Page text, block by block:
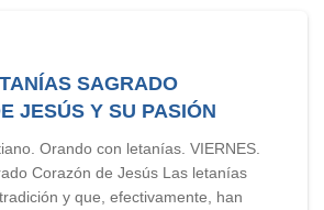
SAGRADO
JESÚS Y SU PASIÓN
Orando con letanías. VIERNES.
Corazón de Jesús Las letanías
y que, efectivamente, han